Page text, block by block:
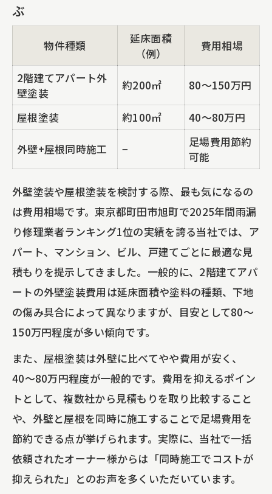
屋根塗装と外壁塗装の違い・メリット比
較表
アパートやビルの屋根塗装が人気な背景
戸建て物件で屋根塗装を選ぶべきタイミ
ング
雨漏り修理とセット施工で得られる安心
感
不動産投資家にも人気の防水工事の重要性
防水工事の種類と特徴を比較できる早見
表
アパートやマンション経営で防水工事が
選ばれる理由
ビルの外壁塗装と防水工事の相乗効果
雨漏り修理が不動産価値を守る決め手
シーリング工事で漏水リスクを低減する
方法
外壁塗装の必要性と放置リスクを徹底解説
外壁塗装を怠ると資産価値はどうなる？
アパート・マンションの外壁塗装放置リ
スク早見表
ビルや戸建ての外壁塗装で防げるトラブ
ぶ
物件種類
延床面積
（例）
費用相場
2階建てアパート外
壁塗装
約200㎡ 80〜150万円
屋根塗装 約100㎡ 40〜80万円
外壁+屋根同時施工 −
足場費用節約
可能
外壁塗装や屋根塗装を検討する際、最も気になるの
は費用相場です。東京都町田市旭町で2025年間雨漏
り修理業者ランキング1位の実績を誇る当社では、ア
パート、マンション、ビル、戸建てごとに最適な見
積もりを提示してきました。一般的に、2階建てアパ
ートの外壁塗装費用は延床面積や塗料の種類、下地
の傷み具合によって異なりますが、目安として80〜
150万円程度が多い傾向です。
また、屋根塗装は外壁に比べてやや費用が安く、
40〜80万円程度が一般的です。費用を抑えるポイン
トとして、複数社から見積もりを取り比較すること
や、外壁と屋根を同時に施工することで足場費用を
節約できる点が挙げられます。実際に、当社で一括
依頼されたオーナー様からは「同時施工でコストが
抑えられた」とのお声を多くいただいています。